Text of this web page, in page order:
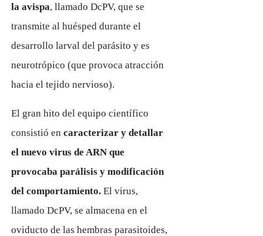
la avispa, llamado DcPV, que se
transmite al huésped durante el
desarrollo larval del parásito y es
neurotrópico (que provoca atracción
hacia el tejido nervioso).
El gran hito del equipo científico
consistió en caracterizar y detallar
el nuevo virus de ARN que
provocaba parálisis y modificación
del comportamiento.El virus,
llamado DcPV, se almacena en el
oviducto de las hembras parasitoides,